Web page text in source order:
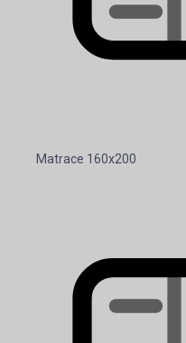
Matrace 160x200